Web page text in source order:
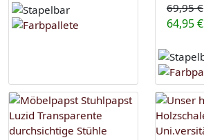
69,95 €
64,95 €